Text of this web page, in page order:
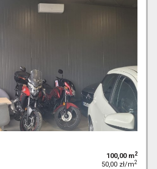
100,00 m2
50,00 zł/m2